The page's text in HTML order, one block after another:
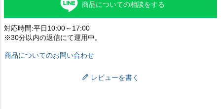
商品についての相談をする
対応時間:平日10:00～17:00
※30分以内の返信にて運用中。
商品についてのお問い合わせ
レビューを書く